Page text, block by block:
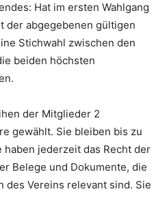
Hat im ersten Wahlgang
der abgegebenen gültigen
Stichwahl zwischen den
beiden höchsten
der Mitglieder 2
gewählt. Sie bleiben bis zu
haben jederzeit das Recht der
Belege und Dokumente, die
des Vereins relevant sind. Sie